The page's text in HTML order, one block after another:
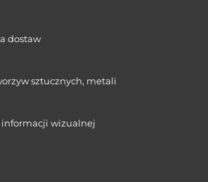
dostaw
sztucznych, metali
informacji wizualnej